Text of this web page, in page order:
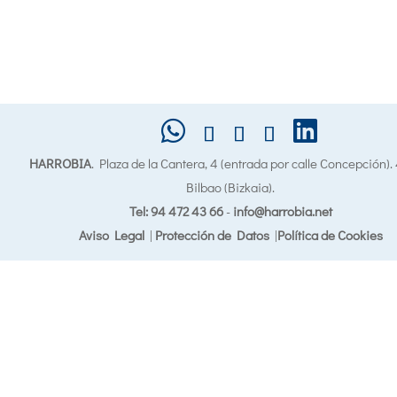
HARROBIA. Plaza de la Cantera, 4 (entrada por calle
Bilbao (Bizkaia).
Tel: 94 472 43 66- info@harrobia.net
Aviso Legal| Protección de Datos|Política de Cookies